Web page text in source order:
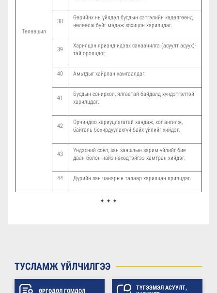
Төлөвшил
38
Өөрийнх нь үйлдэл бусдын сэтгэлийн хөдөлгөөнд
нөлөөлж буйг мэдэж зохицон харилцдаг.
39
Харилцан ярианд идэвх санаачилга (асуулт асуух)-
тай оролцдог.
40 Амьтдыг хайрлан хамгаалдаг.
41
Бусдын сонирхол, ялгаатай байдалд хүндэтгэлтэй
харилцдаг.
42
Орчиндоо хариуцлагатай хандаж, хог ангилж,
байгаль бохирдуулахгүй байх үйлийг хийдэг.
43
Үндэсний соёл, зан заншлын зарим үйлийг бие
даан болон найз нөхөдтэйгээ хамтран хийдэг.
44 Дүрийн зан чанарын талаар харилцан ярилцдаг.
✦ ✦ ✦
ТУСЛАМЖ ҮЙЛЧИЛГЭЭ
ӨРГӨДӨЛ ГОМДОЛ
ТҮГЭЭМЭЛ АСУУЛТ,